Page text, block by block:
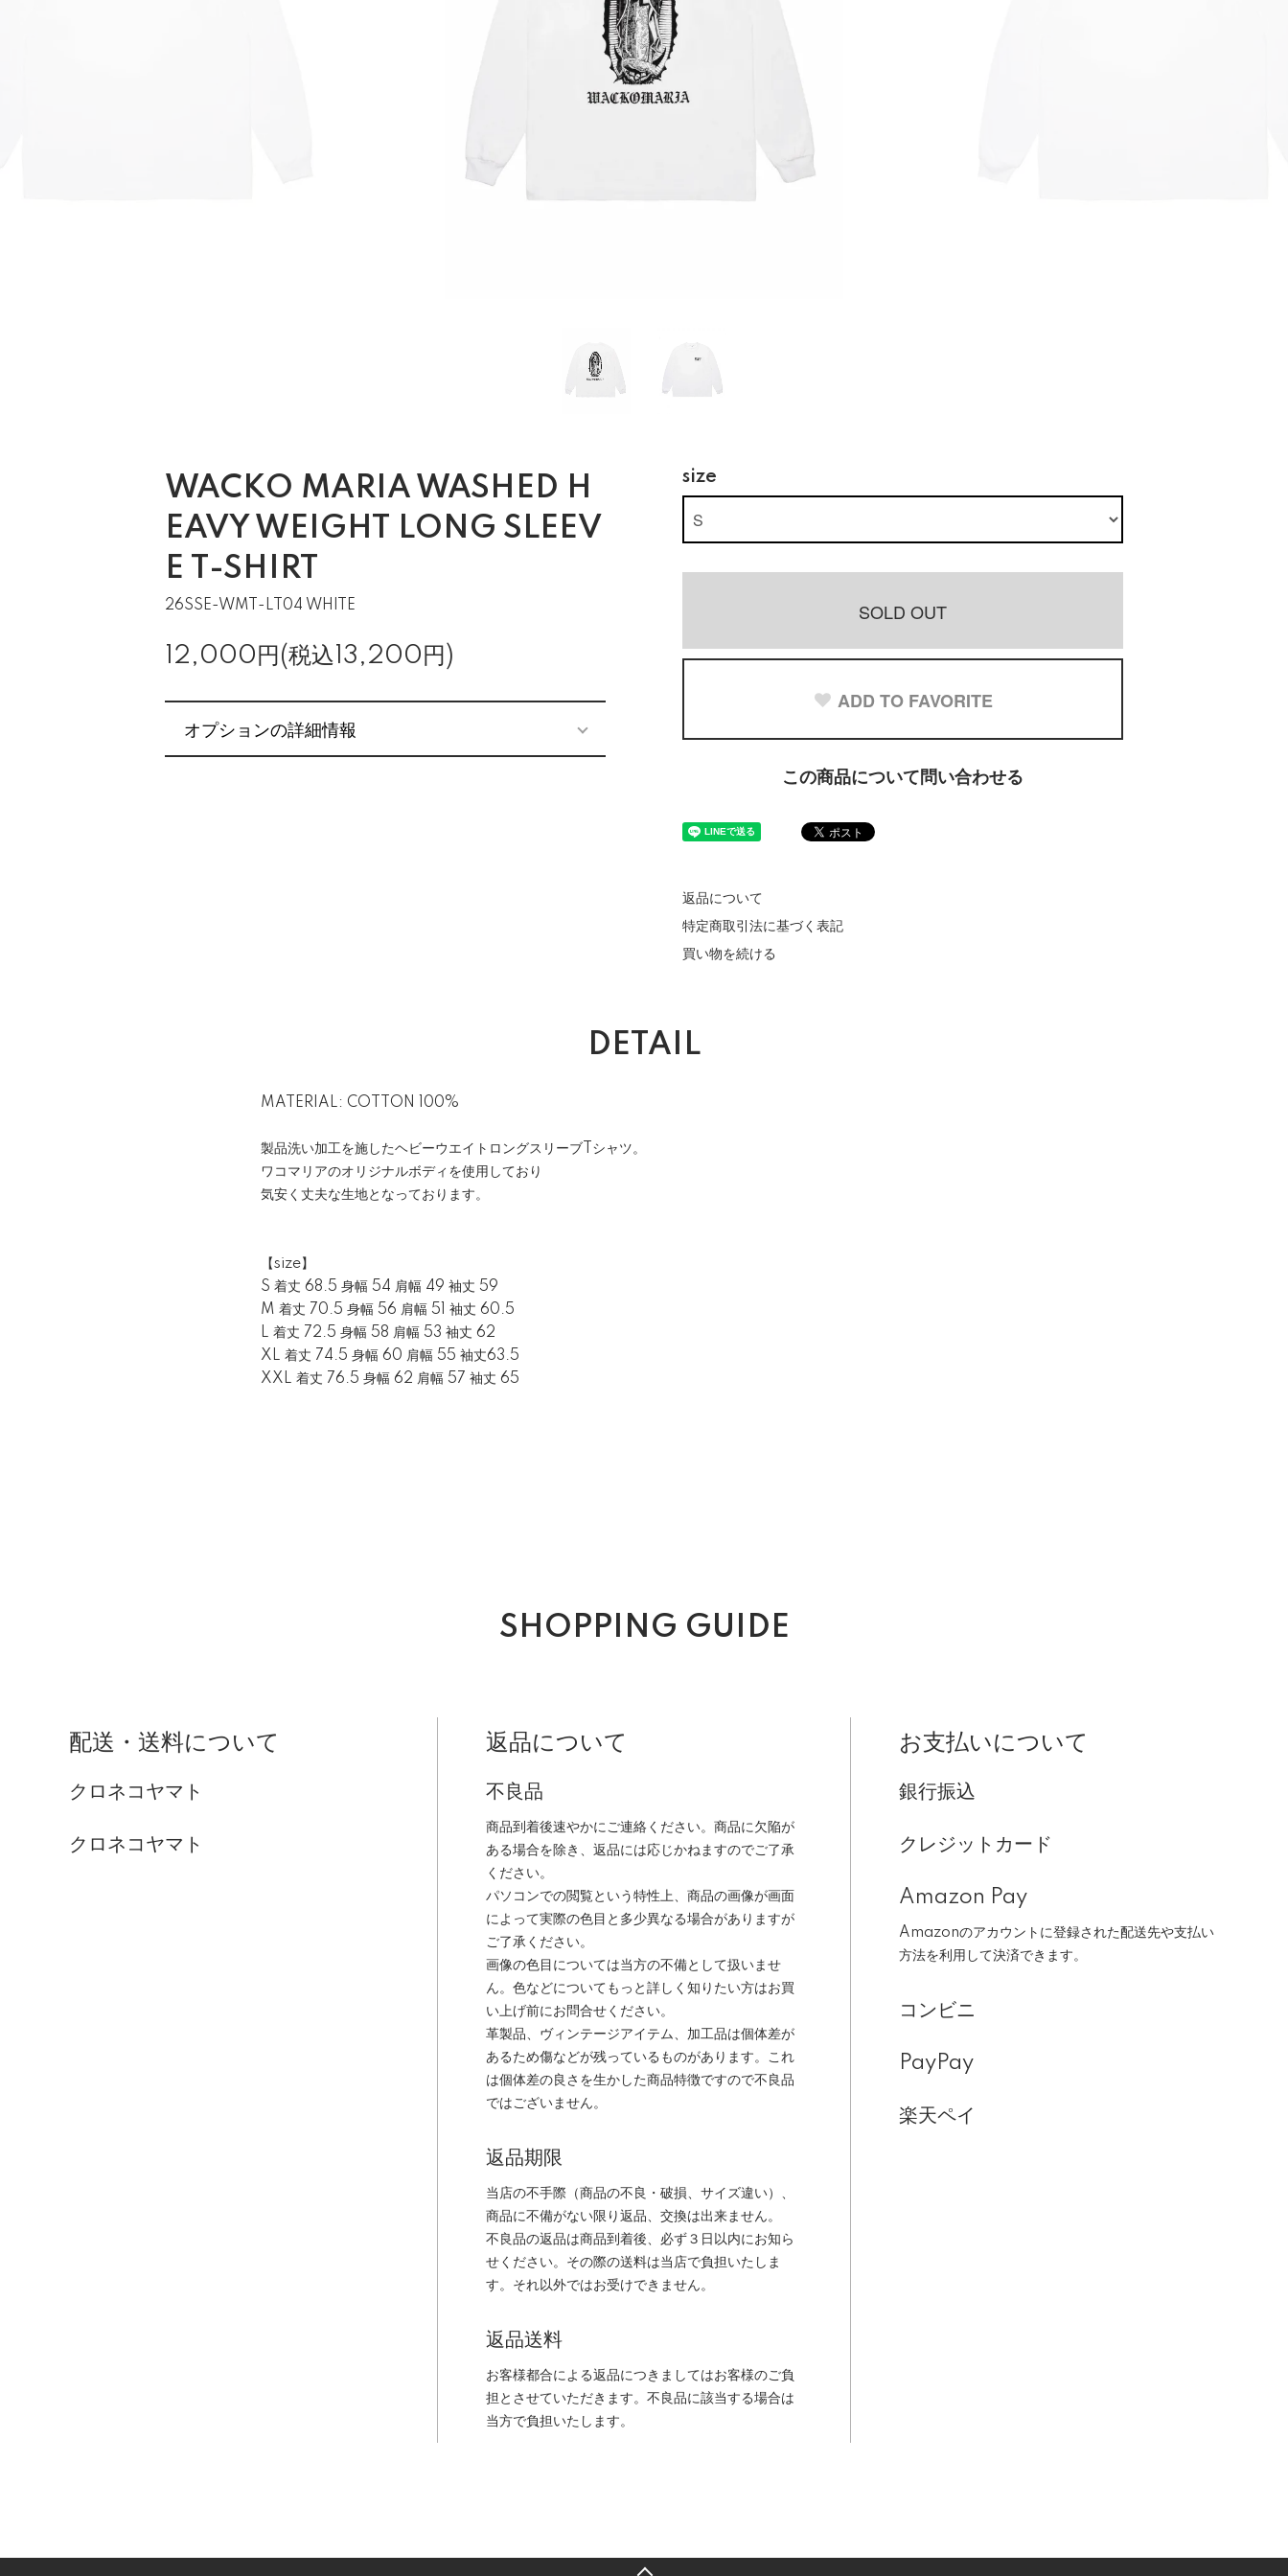
WACKO MARIA WASHED H
EAVY WEIGHT LONG SLEEV
E T-SHIRT
26SSE-WMT-LT04 WHITE
12,000円(税込13,200円)
オプションの詳細情報
size
SOLD OUT
ADD TO FAVORITE
この商品について問い合わせる
返品について
特定商取引法に基づく表記
買い物を続ける
DETAIL
MATERIAL: COTTON 100%
製品洗い加工を施したヘビーウエイトロングスリーブTシャツ。
ワコマリアのオリジナルボディを使用しており
気安く丈夫な生地となっております。
【size】
S 着丈 68.5 身幅 54 肩幅 49 袖丈 59
M 着丈 70.5 身幅 56 肩幅 51 袖丈 60.5
L 着丈 72.5 身幅 58 肩幅 53 袖丈 62
XL 着丈 74.5 身幅 60 肩幅 55 袖丈63.5
XXL 着丈 76.5 身幅 62 肩幅 57 袖丈 65
SHOPPING GUIDE
配送・送料について
クロネコヤマト
クロネコヤマト
返品について
不良品
商品到着後速やかにご連絡ください。商品に欠陥が
ある場合を除き、返品には応じかねますのでご了承
ください。
パソコンでの閲覧という特性上、商品の画像が画面
によって実際の色目と多少異なる場合がありますが
ご了承ください。
画像の色目については当方の不備として扱いませ
ん。色などについてもっと詳しく知りたい方はお買
い上げ前にお問合せください。
革製品、ヴィンテージアイテム、加工品は個体差が
あるため傷などが残っているものがあります。これ
は個体差の良さを生かした商品特徴ですので不良品
ではございません。
返品期限
当店の不手際（商品の不良・破損、サイズ違い）、
商品に不備がない限り返品、交換は出来ません。
不良品の返品は商品到着後、必ず３日以内にお知ら
せください。その際の送料は当店で負担いたしま
す。それ以外ではお受けできません。
返品送料
お客様都合による返品につきましてはお客様のご負
担とさせていただきます。不良品に該当する場合は
当方で負担いたします。
お支払いについて
銀行振込
クレジットカード
Amazon Pay
Amazonのアカウントに登録された配送先や支払い
方法を利用して決済できます。
コンビニ
PayPay
楽天ペイ